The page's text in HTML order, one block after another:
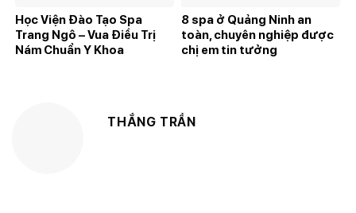
Học Viện Đào Tạo Spa
Trang Ngô – Vua Điều Trị
Nám Chuẩn Y Khoa
8 spa ở Quảng Ninh an
toàn, chuyên nghiệp được
chị em tin tưởng
THẮNG TRẦN